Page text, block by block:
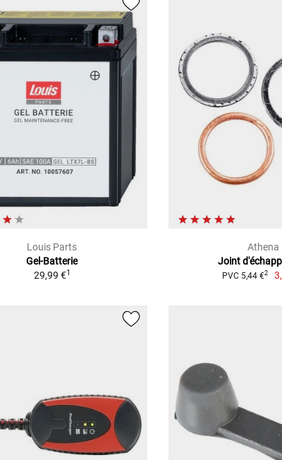
Louis Parts
Gel-Batterie
29,99 €1
Athena
Joint
PVC 5,44 €2